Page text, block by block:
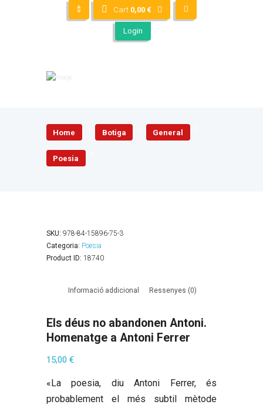
$ Cart 0,00 €
Login
Home Botiga General
Poesia
SKU: 978-84-15896-75-3
Categoria: Poesia
Product ID: 18740
Informació addicional Ressenyes (0)
Els déus no abandonen Antoni.
Homenatge a Antoni Ferrer
15,00 €
«La poesia, diu Antoni Ferrer, és
probablement el més subtil mètode